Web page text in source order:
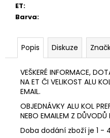
ET:
Barva:
Popis Diskuze
VEŠKERÉ INFORMACE,
NA ET ČI VELIKOST ALU
EMAIL.
OBJEDNÁVKY ALU KOL
NEBO EMAILEM Z DŮVODŮ
Doba dodání zboží je 1 -
BOOSTER
4
Kč